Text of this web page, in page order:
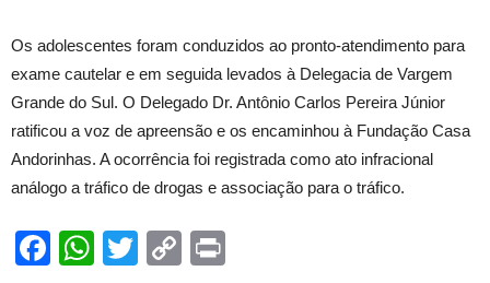
Os adolescentes foram conduzidos ao pronto-atendimento para
exame cautelar e em seguida levados à Delegacia de Vargem
Grande do Sul. O Delegado Dr. Antônio Carlos Pereira Júnior
ratificou a voz de apreensão e os encaminhou à Fundação Casa
Andorinhas. A ocorrência foi registrada como ato infracional
análogo a tráfico de drogas e associação para o tráfico.
Facebook
WhatsApp
TwitterCopy